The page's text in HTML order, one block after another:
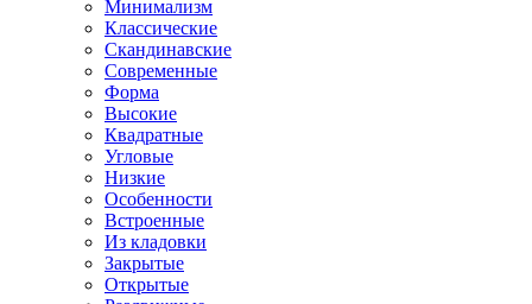
Минимализм
Классические
Скандинавские
Современные
Форма
Высокие
Квадратные
Угловые
Низкие
Особенности
Встроенные
Из кладовки
Закрытые
Открытые